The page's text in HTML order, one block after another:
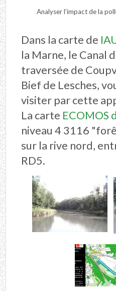
Analyser l’impact de la
Dans la carte de
la Marne, le Canal
traversée de
Bief de Lesches,
visiter par cette
La carte ECOMOS
niveau 4 3116
sur la rive nord,
RD5.